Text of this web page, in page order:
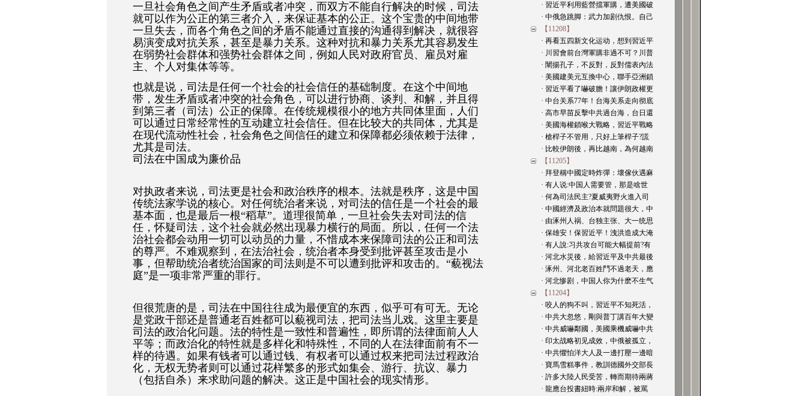
一旦社会角色之间产生矛盾或者冲突，而双方不能自行解决的时候，司法
就可以作为公正的第三者介入，来保证基本的公正。这个宝贵的中间地带
一旦失去，而各个角色之间的矛盾不能通过直接的沟通得到解决，就很容
易演变成对抗关系，甚至是暴力关系。这种对抗和暴力关系尤其容易发生
在弱势社会群体和强势社会群体之间，例如人民对政府官员、雇员对雇
主、个人对集体等等。
也就是说，司法是任何一个社会的社会信任的基础制度。在这个中间地
带，发生矛盾或者冲突的社会角色，可以进行协商、谈判、和解，并且得
到第三者（司法）公正的保障。在传统规模很小的地方共同体里面，人们
可以通过日常经常性的互动建立社会信任。但在比较大的共同体，尤其是
在现代流动性社会，社会角色之间信任的建立和保障都必须依赖于法律，
尤其是司法。
司法在中国成为廉价品
对执政者来说，司法更是社会和政治秩序的根本。法就是秩序，这是中国
传统法家学说的核心。对任何统治者来说，对司法的信任是一个社会的最
基本面，也是最后一根“稻草”。道理很简单，一旦社会失去对司法的信
任，怀疑司法，这个社会就必然出现暴力横行的局面。所以，任何一个法
治社会都会动用一切可以动员的力量，不惜成本来保障司法的公正和司法
的尊严。不难观察到，在法治社会，统治者本身受到批评甚至攻击是小
事，但帮助统治者统治国家的司法则是不可以遭到批评和攻击的。“藐视法
庭”是一项非常严重的罪行。
但很荒唐的是，司法在中国往往成为最便宜的东西，似乎可有可无。无论
是党政干部还是普通老百姓都可以藐视司法，把司法当儿戏。这里主要是
司法的政治化问题。法的特性是一致性和普遍性，即所谓的法律面前人人
平等；而政治化的特性就是多样化和特殊性，不同的人在法律面前有不一
样的待遇。如果有钱者可以通过钱、有权者可以通过权来把司法过程政治
化，无权无势者则可以通过花样繁多的形式如集会、游行、抗议、暴力
（包括自杀）来求助问题的解决。这正是中国社会的现实情形。
· 習近平利用藍營擋軍購，遭美國破
· 中俄急跳脚：武力加剧仇恨。自己
【11208】
· 再看五四新文化运动，想到習近平
· 川習會前台灣軍購非過不可？川普
· 闡揚孔子，不反對，反對儒表內法
· 美國建美元互換中心，聯手亞洲鎖
· 習近平看了嚇破膽！讓伊朗政權更
· 中台关系77年！台海关系走向彻底
· 高市早苗反擊中共過台海，台日還
· 美國海權鎖喉大戰略，習近平戰略
· 槍桿子不管用，只好上筆桿子?謊
· 比較伊朗後，再比越南，為何越南
【11205】
· 拜登稱中國定時炸彈：壞傢伙遇麻
· 有人说:中国人需要管，那是啥世
· 何為司法民主?夏威夷野火進入司
· 中國經濟及政治本就問題很大，中
· 由涿州人祸、台独主张、大一统思
· 保雄安！保習近平！洩洪造成大淹
· 有人說:习共攻台可能大幅提前?有
· 河北水災後，給習近平及中共最後
· 涿州、河北老百姓鬥不過老天，應
· 河北惨剧，中国人你为什麽不生气
【11204】
· 咬人的狗不叫，習近平不知死活，
· 中共大忽悠，剛與普丁講百年大變
· 中共威嚇鄰國，美國乘機威嚇中共
· 印太战略初见成效，中俄被孤立，
· 中共懼怕洋大人及一邊打壓一邊暗
· 寶馬雪糕事件，教訓德國外交部長
· 許多大陸人民受苦，轉而期待兩蔣
· 龍應台投書紐時:兩岸和解，被罵